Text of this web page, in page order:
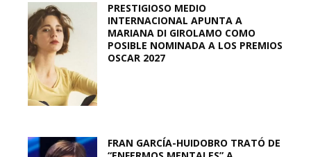
PRESTIGIOSO MEDIO
INTERNACIONAL APUNTA A
MARIANA DI GIROLAMO COMO
POSIBLE NOMINADA A LOS PREMIOS
OSCAR 2027
FRAN GARCÍA-HUIDOBRO TRATÓ DE